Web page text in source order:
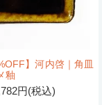
】河内啓｜角皿
釉
円(税込)